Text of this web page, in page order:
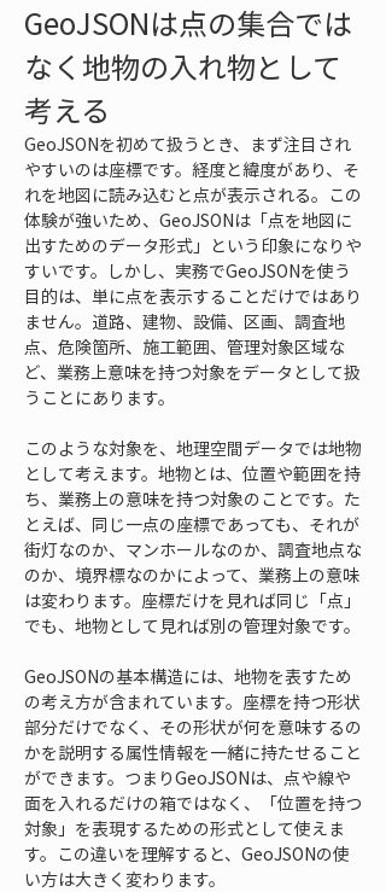
GeoJSONは点の集合では
なく地物の入れ物として
考える
GeoJSONを初めて扱うとき、まず注目され
やすいのは座標です。経度と緯度があり、そ
れを地図に読み込むと点が表示される。この
体験が強いため、GeoJSONは「点を地図に
出すためのデータ形式」という印象になりや
すいです。しかし、実務でGeoJSONを使う
目的は、単に点を表示することだけではあり
ません。道路、建物、設備、区画、調査地
点、危険箇所、施工範囲、管理対象区域な
ど、業務上意味を持つ対象をデータとして扱
うことにあります。
このような対象を、地理空間データでは地物
として考えます。地物とは、位置や範囲を持
ち、業務上の意味を持つ対象のことです。た
とえば、同じ一点の座標であっても、それが
街灯なのか、マンホールなのか、調査地点な
のか、境界標なのかによって、業務上の意味
は変わります。座標だけを見れば同じ「点」
でも、地物として見れば別の管理対象です。
GeoJSONの基本構造には、地物を表すため
の考え方が含まれています。座標を持つ形状
部分だけでなく、その形状が何を意味するの
かを説明する属性情報を一緒に持たせること
ができます。つまりGeoJSONは、点や線や
面を入れるだけの箱ではなく、「位置を持つ
対象」を表現するための形式として使えま
す。この違いを理解すると、GeoJSONの使
い方は大きく変わります。